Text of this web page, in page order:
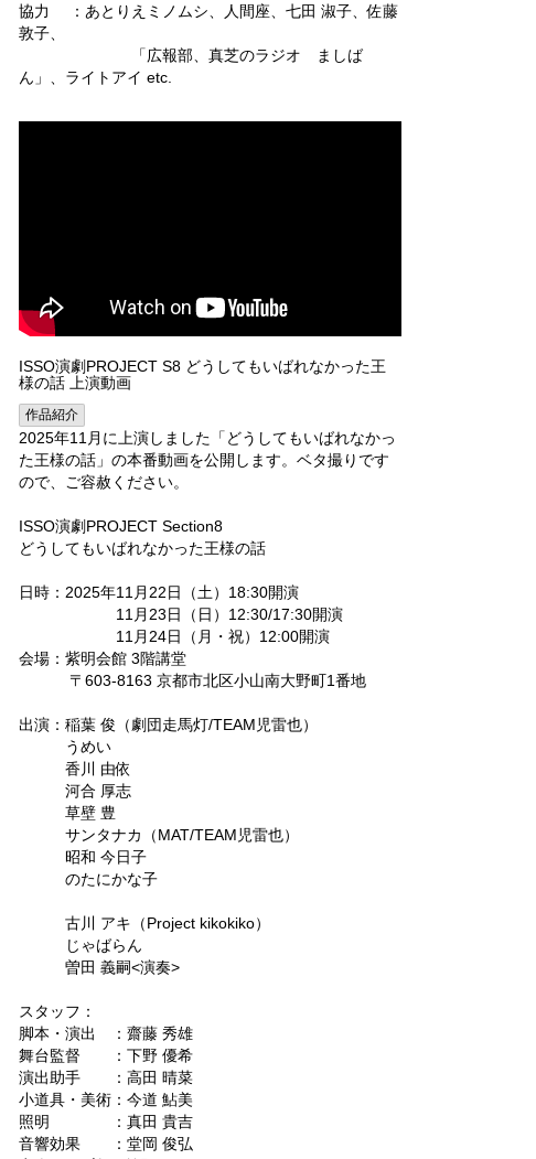
協力 ：あとりえミノムシ、人間座、七田 淑子、佐藤
敦子、
「広報部、真芝のラジオ ましば
ん」、ライトアイ etc.
ISSO演劇PROJECT S8 どうしてもいばれなかった王
様の話 上演動画
作品紹介
2025年11月に上演しました「どうしてもいばれなかっ
た王様の話」の本番動画を公開します。ベタ撮りです
ので、ご容赦ください。
ISSO演劇PROJECT Section8
どうしてもいばれなかった王様の話
日時：2025年11月22日（土）18:30開演
11月23日（日）12:30/17:30開演
11月24日（月・祝）12:00開演
会場：紫明会館 3階講堂
〒603-8163 京都市北区小山南大野町1番地
出演：稲葉 俊（劇団走馬灯/TEAM児雷也）
うめい
香川 由依
河合 厚志
草壁 豊
サンタナカ（MAT/TEAM児雷也）
昭和 今日子
のたにかな子
古川 アキ（Project kikokiko）
じゃばらん
曽田 義嗣<演奏>
スタッフ：
脚本・演出 ：齋藤 秀雄
舞台監督 ：下野 優希
演出助手 ：高田 晴菜
小道具・美術：今道 鮎美
照明 ：真田 貴吉
音響効果 ：堂岡 俊弘